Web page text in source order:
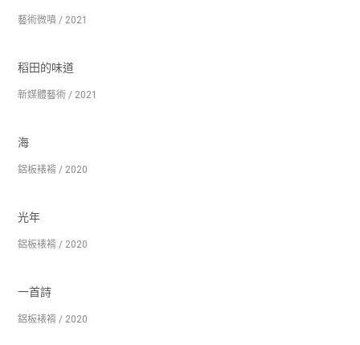
藝術微噴 / 2021
稻田的味道
新媒體藝術 / 2021
海
鋁板裱褙 / 2020
光年
鋁板裱褙 / 2020
一首詩
鋁板裱褙 / 2020